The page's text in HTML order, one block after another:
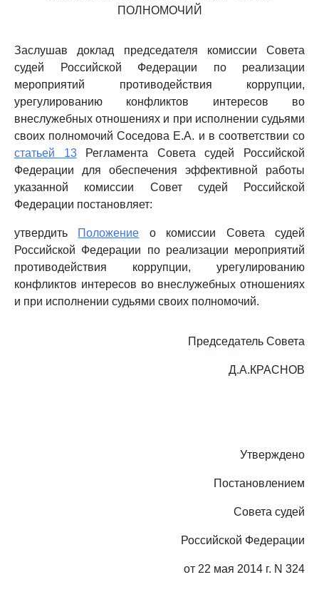
ПОЛНОМОЧИЙ
Заслушав доклад председателя комиссии Совета
судей Российской Федерации по реализации
мероприятий противодействия коррупции,
урегулированию конфликтов интересов во
внеслужебных отношениях и при исполнении судьями
своих полномочий Соседова Е.А. и в соответствии со
статьей 13Регламента Совета судей Российской
Федерации для обеспечения эффективной работы
указанной комиссии Совет судей Российской
Федерации постановляет:
утвердить Положение о комиссии Совета судей
Российской Федерации по реализации мероприятий
противодействия коррупции, урегулированию
конфликтов интересов во внеслужебных отношениях
и при исполнении судьями своих полномочий.
Председатель Совета
Д.А.КРАСНОВ
Утверждено
Постановлением
Совета судей
Российской Федерации
от 22 мая 2014 г. N 324